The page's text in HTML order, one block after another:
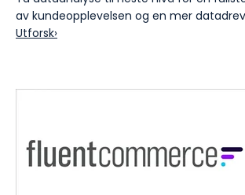
av kundeopplevelsen og en mer
Utforsk›